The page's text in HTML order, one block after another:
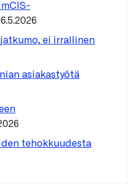
ei irrallinen
asiakastyötä
tehokkuudesta